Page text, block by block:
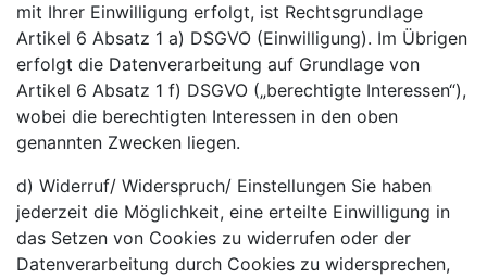
mit Ihrer Einwilligung erfolgt, ist Rechtsgrundlage
Artikel 6 Absatz 1 a) DSGVO (Einwilligung). Im Übrigen
erfolgt die Datenverarbeitung auf Grundlage von
Artikel 6 Absatz 1 f) DSGVO („berechtigte Interessen“),
wobei die berechtigten Interessen in den oben
genannten Zwecken liegen.
d) Widerruf/ Widerspruch/ Einstellungen Sie haben
jederzeit die Möglichkeit, eine erteilte Einwilligung in
das Setzen von Cookies zu widerrufen oder der
Datenverarbeitung durch Cookies zu widersprechen,